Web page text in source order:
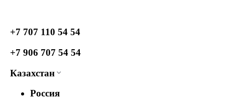
+7 707 110 54 54
+7 906 707 54 54
Казахстан
Россия